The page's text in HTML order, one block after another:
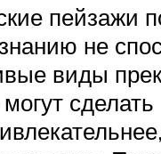
пейзажи
не
виды
сделать